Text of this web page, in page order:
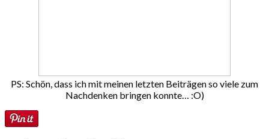
PS: Schön, dass ich mit meinen letzten Beiträgen so viele zum
Nachdenken bringen konnte… :O)